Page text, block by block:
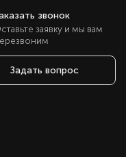
звонок
заявку и мы вам
Задать вопрос